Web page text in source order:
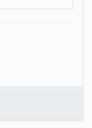
en un
que se